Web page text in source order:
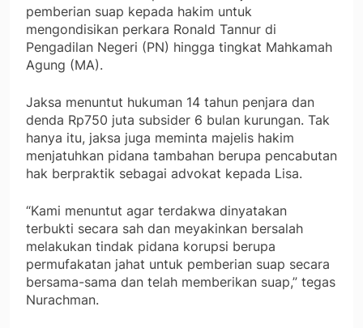
pemberian suap kepada hakim untuk
mengondisikan perkara Ronald Tannur di
Pengadilan Negeri (PN) hingga tingkat Mahkamah
Agung (MA).
Jaksa menuntut hukuman 14 tahun penjara dan
denda Rp750 juta subsider 6 bulan kurungan. Tak
hanya itu, jaksa juga meminta majelis hakim
menjatuhkan pidana tambahan berupa pencabutan
hak berpraktik sebagai advokat kepada Lisa.
“Kami menuntut agar terdakwa dinyatakan
terbukti secara sah dan meyakinkan bersalah
melakukan tindak pidana korupsi berupa
permufakatan jahat untuk pemberian suap secara
bersama-sama dan telah memberikan suap,” tegas
Nurachman.